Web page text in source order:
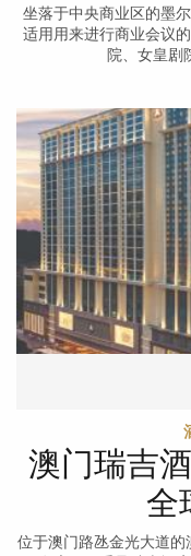
坐落于中央商业区的墨
适用用来进行商业会议
院、女皇剧
澳门瑞吉
全
位于澳门路氹金光大道